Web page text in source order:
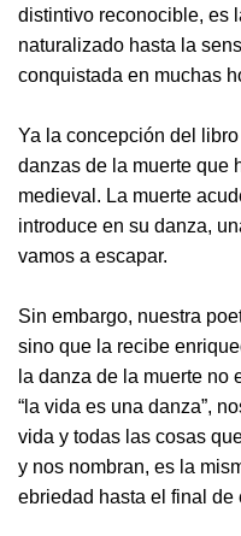
distintivo reconocible, es
naturalizado hasta la
conquistada en muchas
Ya la concepción del
danzas de la muerte que
medieval. La muerte
introduce en su danza,
vamos a escapar.
Sin embargo, nuestra
sino que la recibe
la danza de la muerte no
“la vida es una danza”,
vida y todas las cosas
y nos nombran, es la
ebriedad hasta el final de